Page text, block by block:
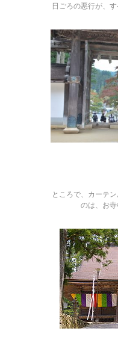
日ごろの悪行が、
ところで、カーテ
のは、お寺